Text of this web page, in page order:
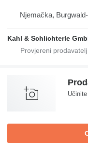
Njemačka,
Kahl & Schlichterle